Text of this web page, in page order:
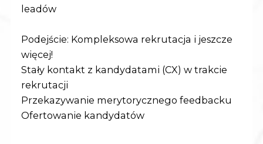
leadów
Podejście: Kompleksowa rekrutacja i jeszcze
więcej!
Stały kontakt z kandydatami (CX) w trakcie
rekrutacji
Przekazywanie merytorycznego feedbacku
Ofertowanie kandydatów